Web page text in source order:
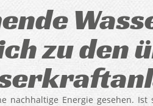
zu den
nachhaltige Energie gesehen.